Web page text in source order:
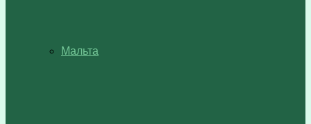
Мальта